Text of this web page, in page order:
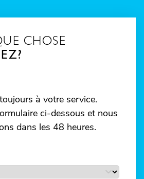
CHOSE
à votre service.
ci-dessous et nous
dans les 48 heures.